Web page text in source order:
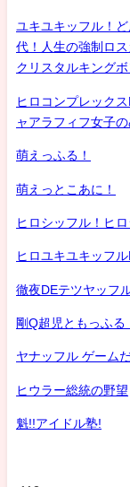
ユキユキッフル！
代！人生の強制ロ
クリスタルキング
ヒロコンプレック
ャアラフィフ女子
萌えっふる！
萌えっとこあに！
ヒロシッフル！ヒ
ヒロユキユキッフ
徹夜DEテツヤッフ
剛Q超児ともっふる
ヤナッフル ゲーム
ヒウラー総統の野望
魁!!アイドル塾!